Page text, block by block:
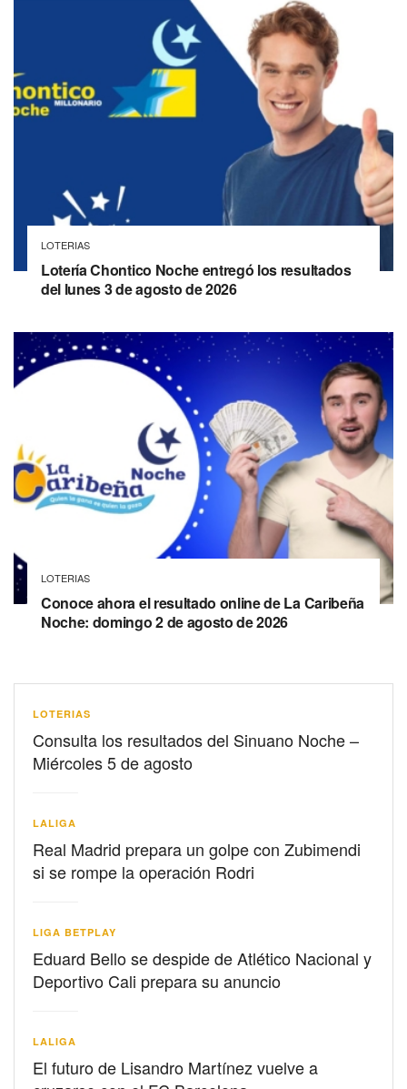
LOTERIAS
Lotería Chontico Noche entregó los resultados
del lunes 3 de agosto de 2026
LOTERIAS
Conoce ahora el resultado online de La Caribeña
Noche: domingo 2 de agosto de 2026
LOTERIAS
Consulta los resultados del Sinuano Noche –
Miércoles 5 de agosto
LALIGA
Real Madrid prepara un golpe con Zubimendi
si se rompe la operación Rodri
LIGA BETPLAY
Eduard Bello se despide de Atlético Nacional y
Deportivo Cali prepara su anuncio
LALIGA
El futuro de Lisandro Martínez vuelve a